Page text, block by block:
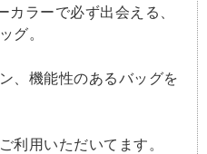
ラーで必ず出会える、
グ。
、機能性のあるバッグを
利用いただいてます。